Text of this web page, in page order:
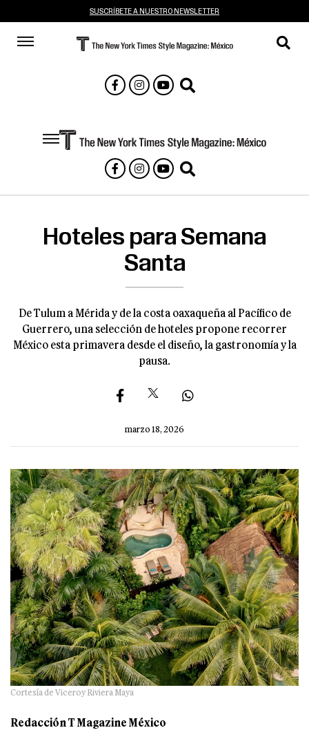
SUSCRÍBETE A NUESTRO NEWSLETTER
Hoteles para Semana
Santa
De Tulum a Mérida y de la costa oaxaqueña al Pacífico de
Guerrero, una selección de hoteles propone recorrer
México esta primavera desde el diseño, la gastronomía y la
pausa.
marzo 18, 2026
Cortesía de Viceroy Riviera Maya
Redacción T Magazine México